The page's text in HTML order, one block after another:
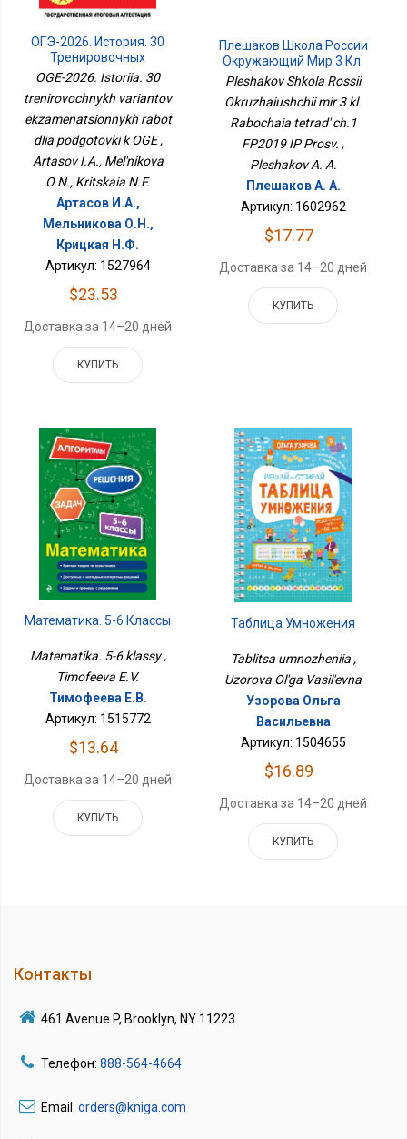
ОГЭ-2026. История. 30
Тренировочных
Вариантов
Работ Для Подготовки К
ОГЭ
OGE-2026. Istoriia. 30
trenirovochnykh variantov
ekzamenatsionnykh rabot
dlia podgotovki k OGE ,
Artasov I.A., Mel'nikova
O.N., Kritskaia N.F.
Артасов И.А.,
Мельникова О.Н.,
Крицкая Н.Ф.
Артикул: 1527964
$23.53
Доставка за 14–20 дней
КУПИТЬ
Плешаков Школа России
Окружающий Мир 3 Кл.
Рабочая Тетрадь Ч.1
Pleshakov Shkola Rossii
Okruzhaiushchii mir 3 kl.
Rabochaia tetrad' ch.1
FP2019 IP Prosv. ,
Pleshakov A. A.
Плешаков А. А.
Артикул: 1602962
$17.77
Доставка за 14–20 дней
КУПИТЬ
Математика. 5-6 Классы
Matematika. 5-6 klassy ,
Timofeeva E.V.
Тимофеева Е.В.
Артикул: 1515772
$13.64
Доставка за 14–20 дней
КУПИТЬ
Таблица Умножения
Tablitsa umnozheniia ,
Uzorova Ol'ga Vasil'evna
Узорова Ольга
Васильевна
Артикул: 1504655
$16.89
Доставка за 14–20 дней
КУПИТЬ
Контакты
461 Avenue P, Brooklyn, NY 11223
Телефон: 888-564-4664
Email: orders@kniga.com